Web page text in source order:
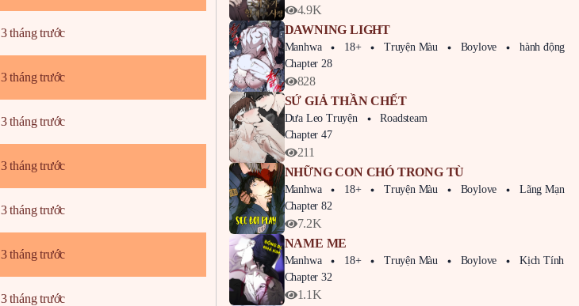
3 tháng trước
3 tháng trước
3 tháng trước
3 tháng trước
3 tháng trước
3 tháng trước
3 tháng trước
4.9K
DAWNING LIGHT
Manhwa 18+ Truyện Màu Boylove
hành động
Chapter 28
828
SỨ GIẢ THẦN CHẾT
Dưa Leo Truyện
Roadsteam
Chapter 47
211
NHỮNG CON CHÓ TRONG TÙ
Manhwa 18+ Truyện Màu Boylove
Lãng Mạn
Chapter 82
7.2K
NAME ME
Manhwa 18+ Truyện Màu Boylove
Kịch Tính
Chapter 32
1.1K